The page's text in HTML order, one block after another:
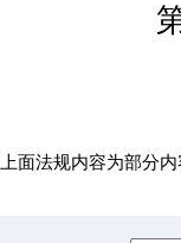
上面法规内容为部分